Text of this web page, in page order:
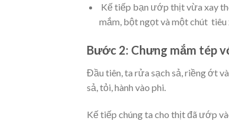
Kế tiếp bạn ướp thịt vừa xay
mắm, bột ngọt và một chút tiêu
Bước 2: Chưng mắm tép
Đầu tiên, ta rửa sạch sả, riềng ớt
sả, tỏi, hành vào phi.
Kế tiếp chúng ta cho thịt đã ướp